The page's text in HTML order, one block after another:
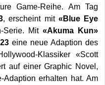
Game-Reihe. Am Tag
, erscheint mit «Blue Eye
Serie. Mit «Akuma Kun»
eine neue Adaption des
Klassiker «Scott
auf einer Graphic Novel,
erhalten hat. Am